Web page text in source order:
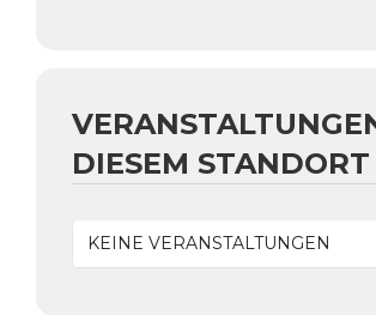
DIESEM STANDORT
KEINE VERANSTALTUNGEN